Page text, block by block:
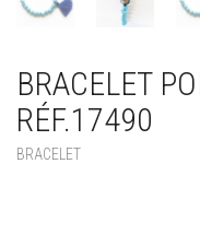
BRACELET
RÉF.17490
BRACELET